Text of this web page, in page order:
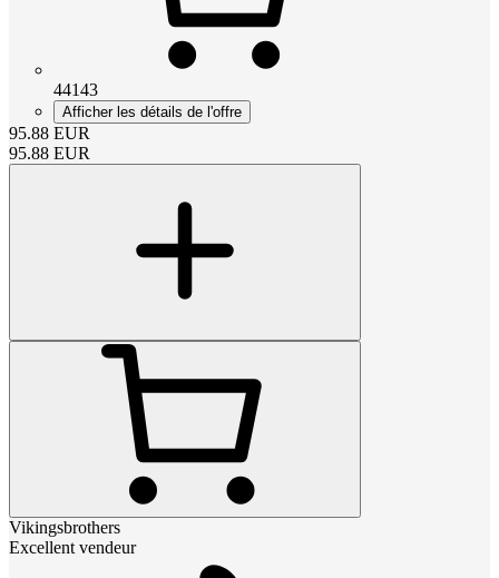
44143
Afficher les détails de l'offre
95.88 EUR
95.88 EUR
Vikingsbrothers
Excellent vendeur